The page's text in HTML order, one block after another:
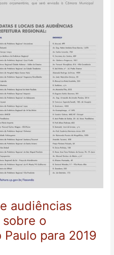
audiências
o
para 2019